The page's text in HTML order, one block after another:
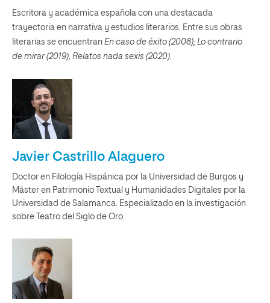
Escritora y académica española con una destacada
trayectoria en narrativa y estudios literarios. Entre sus obras
literarias se encuentran En caso de éxito (2008); Lo contrario
de mirar (2019), Relatos nada sexis (2020).
Javier Castrillo Alaguero
Doctor en Filología Hispánica por la Universidad de Burgos y
Máster en Patrimonio Textual y Humanidades Digitales por la
Universidad de Salamanca. Especializado en la investigación
sobre Teatro del Siglo de Oro.